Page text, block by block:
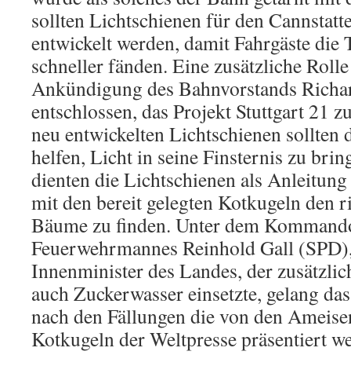
sollten Lichtschienen für den
entwickelt werden, damit Fahrgäste die
schneller fänden. Eine zusätzliche
Ankündigung des Bahnvorstands
entschlossen, das Projekt Stuttgart 21
neu entwickelten Lichtschienen sollten
helfen, Licht in seine Finsternis zu
dienten die Lichtschienen als
mit den bereit gelegten Kotkugeln den
Bäume zu finden. Unter dem
Feuerwehrmannes Reinhold Gall
Innenminister des Landes, der
auch Zuckerwasser einsetzte, gelang
nach den Fällungen die von den
Kotkugeln der Weltpresse präsentiert